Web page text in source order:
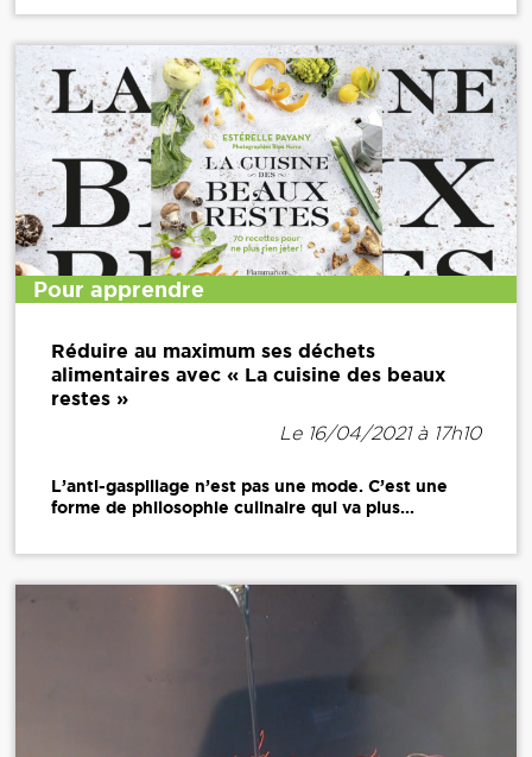
Pour apprendre
Réduire au maximum ses déchets
alimentaires avec « La cuisine des beaux
restes »
Le 16/04/2021 à 17h10
L’anti-gaspillage n’est pas une mode. C’est une
forme de philosophie culinaire qui va plus...